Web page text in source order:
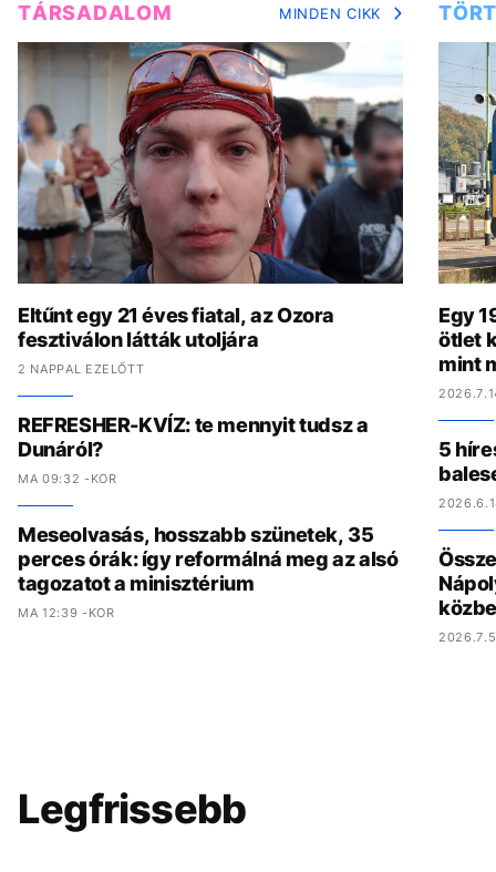
TÁRSADALOM MINDEN CIKK
Eltűnt egy 21 éves fiatal, az Ozora
fesztiválon látták utoljára
2 NAPPAL EZELŐTT
REFRESHER-KVÍZ: te mennyit tudsz a
Dunáról?
MA 09:32 -KOR
Meseolvasás, hosszabb szünetek, 35
perces órák: így reformálná meg az alsó
tagozatot a minisztérium
MA 12:39 -KOR
Egy
ötlet
mint
5
Legfrissebb